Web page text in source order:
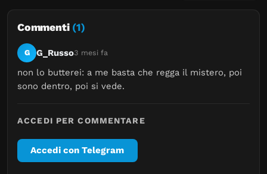
Commenti (1)
G G_Russo3 mesi fa
non lo butterei: a me basta che regga il mistero, poi
sono dentro, poi si vede.
ACCEDI PER COMMENTARE
Accedi con Telegram